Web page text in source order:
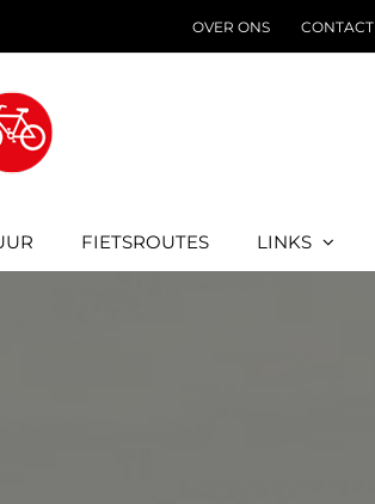
OVER ONS CONTACT
FIETSROUTES LINKS